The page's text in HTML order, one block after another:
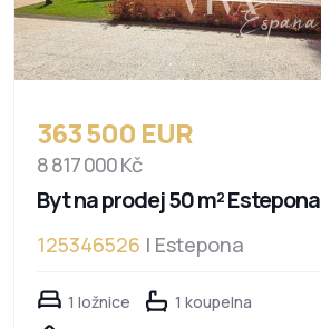
363 500 EUR
8 817 000 Kč
Byt na prodej 50 m² Estepona
125346526 | Estepona
1 ložnice
1 koupelna